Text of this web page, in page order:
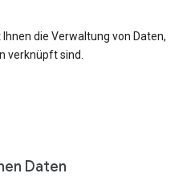
die Verwaltung von Daten,
verknüpft sind.
Daten